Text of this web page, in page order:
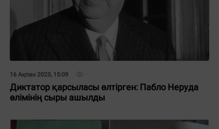
16 Ақпан 2023, 15:09
Диктатор қарсыласы өлтірген: Пабло Неруда
өлімінің сыры ашылды